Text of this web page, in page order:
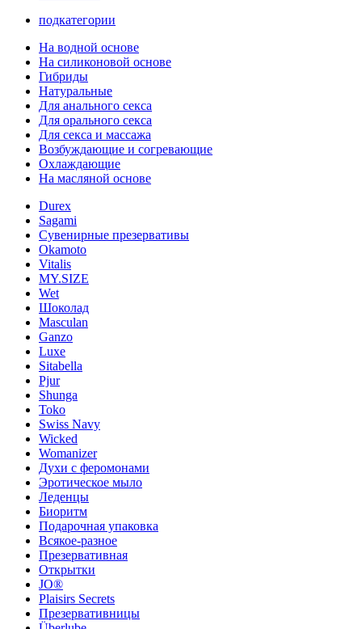
подкатегории
На водной основе
На силиконовой основе
Гибриды
Натуральные
Для анального секса
Для орального секса
Для секса и массажа
Возбуждающие и согревающие
Охлаждающие
На масляной основе
Durex
Sagami
Сувенирные презервативы
Okamoto
Vitalis
MY.SIZE
Wet
Шоколад
Masculan
Ganzo
Luxe
Sitabella
Pjur
Shunga
Toko
Swiss Navy
Wicked
Womanizer
Духи с феромонами
Эротическое мыло
Леденцы
Биоритм
Подарочная упаковка
Всякое-разное
Презервативная
Открытки
JO®
Plaisirs Secrets
Презервативницы